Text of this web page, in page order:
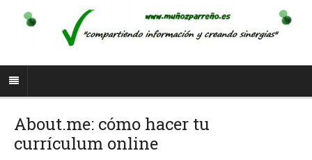
About.me: cómo hacer tu
currículum online